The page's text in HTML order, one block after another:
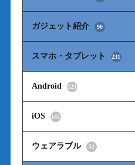
ガジェット紹介 90
スマホ・タブレット 231
Android 123
iOS 143
ウェアラブル 51